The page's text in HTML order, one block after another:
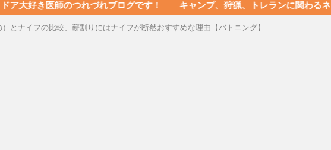
のつれづれブログです！ キャンプ、狩猟、トレランに関わるネタを発信中！
とナイフの比較、薪割りにはナイフが断然おすすめな理由【バトニング】